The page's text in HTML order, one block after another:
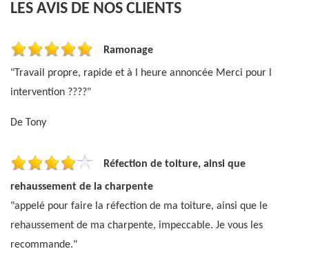
LES AVIS DE NOS CLIENTS
Ramonage
"Travail propre, rapide et à l heure annoncée Merci pour l
intervention ????"
De Tony
Réfection de toiture, ainsi que
rehaussement de la charpente
"appelé pour faire la réfection de ma toiture, ainsi que le
rehaussement de ma charpente, impeccable. Je vous les
recommande."